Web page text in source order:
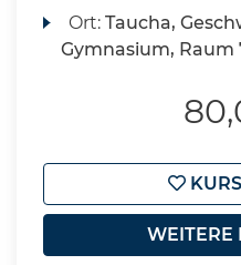
Ort:Taucha,
Gymnasium, Raum
WEITERE